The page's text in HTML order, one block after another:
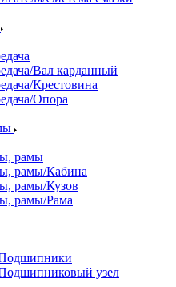
Вал карданный
Крестовина
Опора
рамы
рамы/Кабина
рамы/Кузов
рамы/Рама
узел